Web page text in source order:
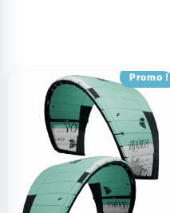
Promo !